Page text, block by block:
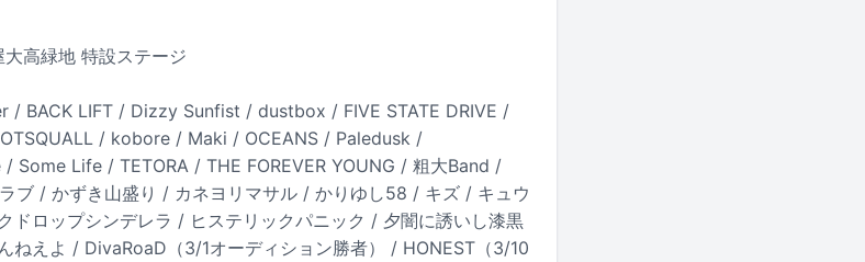
高緑地 特設ステージ
BACK LIFT / Dizzy Sunfist / dustbox / FIVE STATE DRIVE /
/ kobore / Maki / OCEANS / Paledusk /
/ Some Life / TETORA / THE FOREVER YOUNG / 粗大Band /
ブ / かずき山盛り / カネヨリマサル / かりゆし58 / キズ / キュウ
ドロップシンデレラ / ヒステリックパニック / 夕闇に誘いし漆黒
ねえよ / DivaRoaD（3/1オーディション勝者） / HONEST（3/10